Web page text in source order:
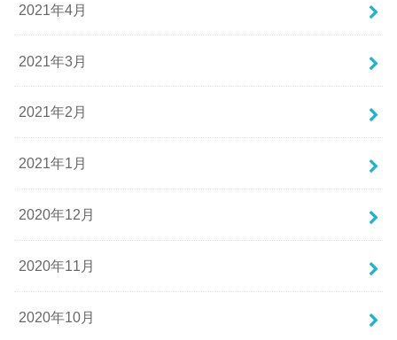
2021年4月
2021年3月
2021年2月
2021年1月
2020年12月
2020年11月
2020年10月